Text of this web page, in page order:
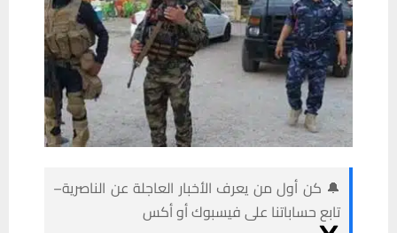
🔔 كن أول من يعرف الأخبار العاجلة عن الناصرية–
تابع حساباتنا على فيسبوك أو أكس